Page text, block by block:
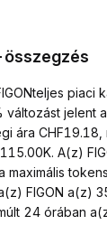
összegzés
piaci
változást jelent
ára
A(z)
maximális
FIGON a(z)
24 órában